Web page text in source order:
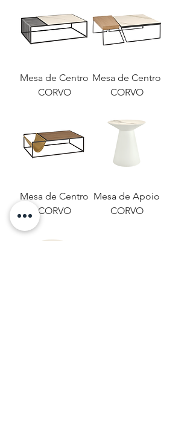
Mesa de Centro
CORVO
Mesa de Centro
CORVO
Mesa de Centro
CORVO
Mesa de Apoio
CORVO